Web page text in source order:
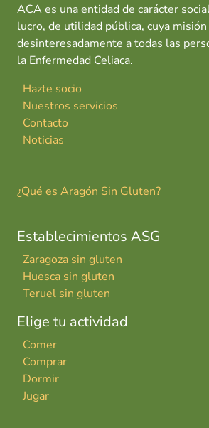
ACA es una entidad de carácter
lucro, de utilidad pública, cuya
desinteresadamente a todas las
la Enfermedad Celiaca.
Hazte socio
Nuestros servicios
Contacto
Noticias
¿Qué es Aragón Sin Gluten?
Establecimientos ASG
Zaragoza sin gluten
Huesca sin gluten
Teruel sin gluten
Elige tu actividad
Comer
Comprar
Dormir
Jugar